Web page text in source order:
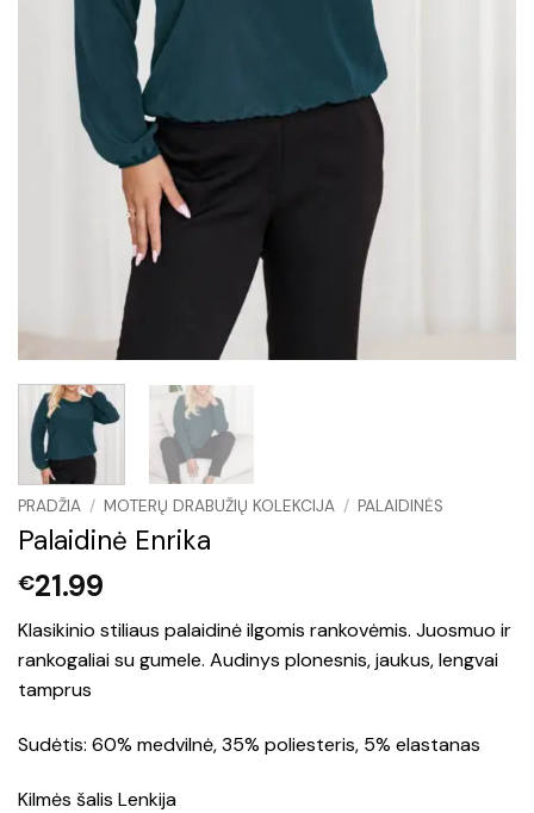
PRADŽIA / MOTERŲ DRABUŽIŲ KOLEKCIJA / PALAIDINĖS
Palaidinė Enrika
€21.99
Klasikinio stiliaus palaidinė ilgomis rankovėmis. Juosmuo ir
rankogaliai su gumele. Audinys plonesnis, jaukus, lengvai
tamprus
Sudėtis: 60% medvilnė, 35% poliesteris, 5% elastanas
Kilmės šalis Lenkija